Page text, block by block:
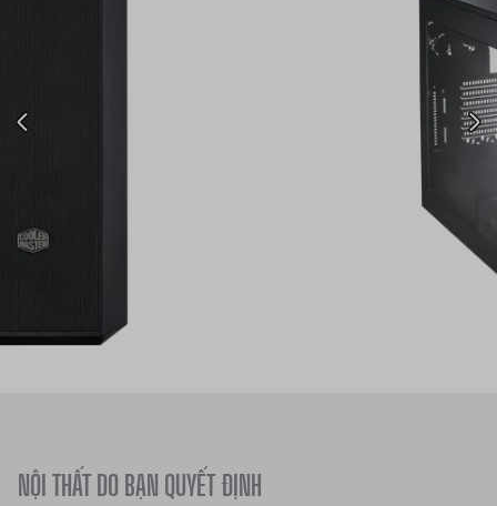
NỘI THẤT DO BẠN QUYẾT ĐỊNH